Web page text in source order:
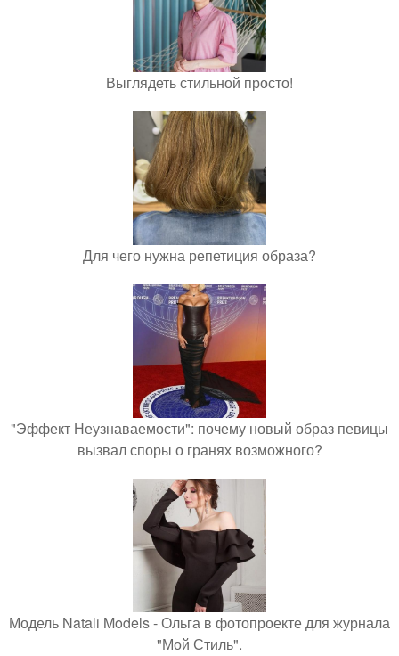
Выглядеть стильной просто!
Для чего нужна репетиция образа?
"Эффект Неузнаваемости": почему новый образ певицы
вызвал споры о гранях возможного?
Модель Natali Models - Ольга в фотопроекте для журнала
"Мой Стиль".